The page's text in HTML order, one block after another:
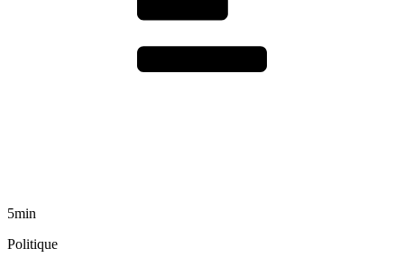
5min
Politique